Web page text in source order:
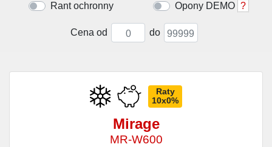
Rant ochronny Opony DEMO ?
Cena od do
Raty
10x0%
Mirage
MR-W600